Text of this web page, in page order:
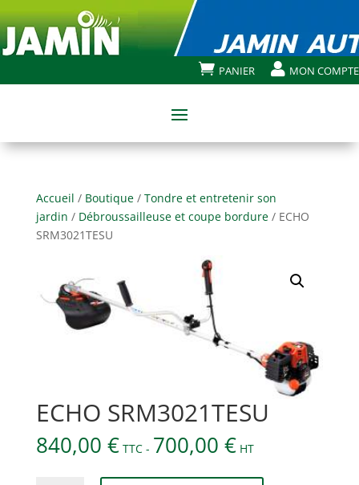
 PANIER  MON COMPTE
Accueil / Boutique/ Tondre et entretenir son
jardin / Débroussailleuse et coupe bordure/ ECHO
SRM3021TESU
ECHO SRM3021TESU
840,00 € TTC - 700,00 € HT